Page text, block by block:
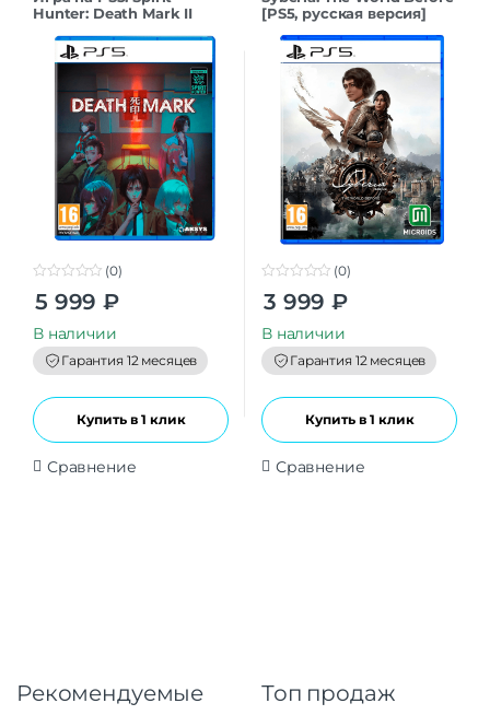
Hunter: Death Mark II
o
t
o
f
5
(0)
5 999 ₽
В наличии
Гарантия 12 месяцев
Купить в 1 клик
Сравнение
[PS5, русская версия]
o
t
o
f
5
(0)
3 999 ₽
В наличии
Гарантия 12 месяцев
Купить в 1 клик
Сравнение
Рекомендуемые
Топ продаж